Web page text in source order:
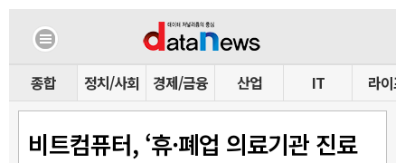
종합 정치/사회 경제/금융 산업 IT 라이프
비트컴퓨터, ‘휴·폐업 의료기관 진료